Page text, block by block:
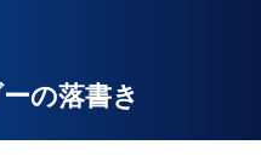
の落書き